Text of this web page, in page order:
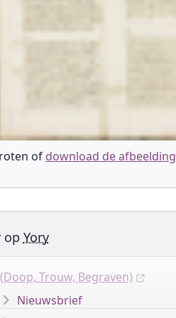
of download de afbeelding
op Yory
Trouw, Begraven)
Nieuwsbrief